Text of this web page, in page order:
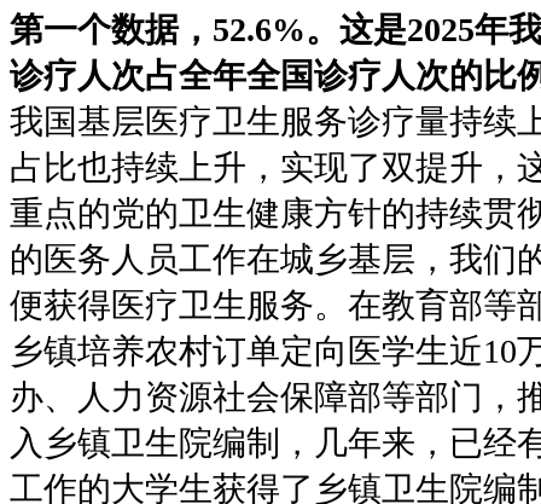
第一个数据，52.6%。这是2025年
诊疗人次占全年全国诊疗人次的比
我国基层医疗卫生服务诊疗量持续
占比也持续上升，实现了双提升，
重点的党的卫生健康方针的持续贯
的医务人员工作在城乡基层，我们
便获得医疗卫生服务。在教育部等
乡镇培养农村订单定向医学生近10
办、人力资源社会保障部等部门，
入乡镇卫生院编制，几年来，已经
工作的大学生获得了乡镇卫生院编